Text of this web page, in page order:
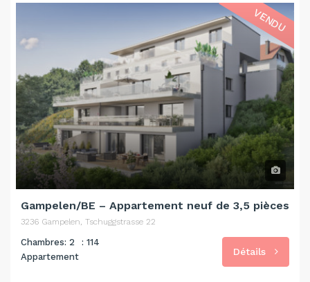
VENDU
Gampelen/BE – Appartement neuf de 3,5 pièces
3236 Gampelen, Tschuggstrasse 22
Chambres: 2
: 114
Appartement
Détails